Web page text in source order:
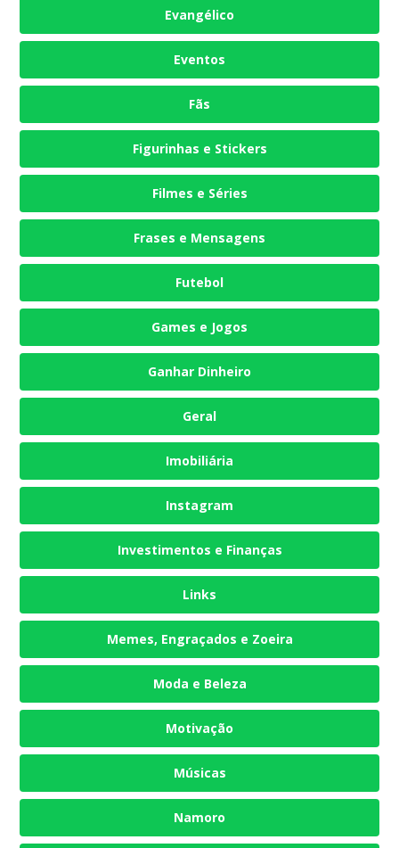
Evangélico
Eventos
Fãs
Figurinhas e Stickers
Filmes e Séries
Frases e Mensagens
Futebol
Games e Jogos
Ganhar Dinheiro
Geral
Imobiliária
Instagram
Investimentos e Finanças
Links
Memes, Engraçados e Zoeira
Moda e Beleza
Motivação
Músicas
Namoro